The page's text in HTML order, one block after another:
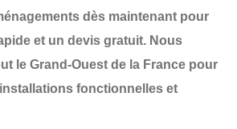
dès maintenant pour
et un devis gratuit. Nous
le Grand-Ouest de la France pour
fonctionnelles et